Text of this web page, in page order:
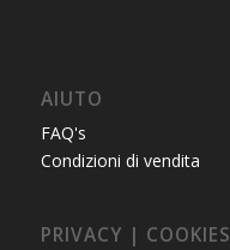
AIUTO
FAQ's
Condizioni di vendita
PRIVACY | COOKIES